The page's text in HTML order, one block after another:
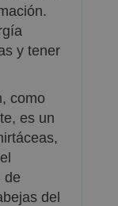
y tener
como
es un
de
del